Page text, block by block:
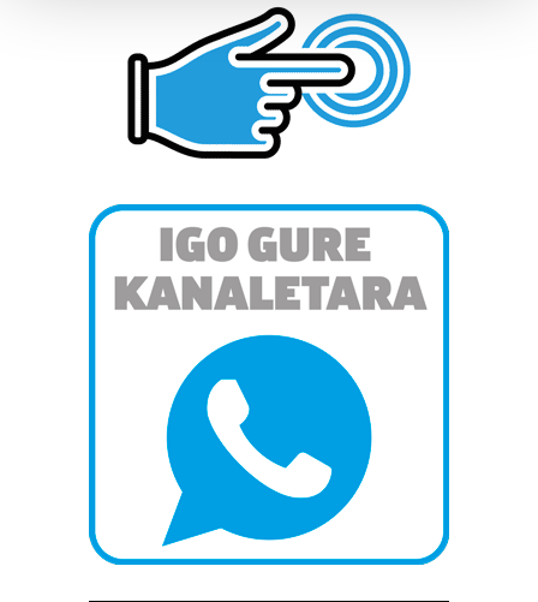
Guk eta gure bazkideek zure datu pertsonalak
prozesatzen ditugu, zure IP zenbakia, besteak beste,
teknologia erabiliz, cookieak adibidez, iragarki eta eduki
pertsonalizatuak eskaintzeko, iragarkiak eta edukia
neurtzeko, jendeari buruzko informazioa biltzeko eta
erabiltzen dituen hauta dezakezu.
Bazkide batzuek ez dizute baimenik eskatzen, eta beren
interes komertzial legitimoetan babesten dira. Ikusi gure
duten interes legitimoa eta horren aurka nola egin
dezakezun ikusteko.
Lortu zure datu pertsonalak prozesatzeko moduari
buruzko informazio gehiago eta ezarri zure lehentasunak
datuen atalean. Edozein unetan alda edo ken dezakezu
zure baimena Cookieen adierazpenean.